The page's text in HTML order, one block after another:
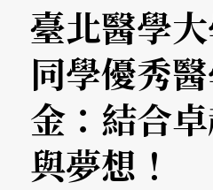
臺北醫學
同學優秀
金：結合
與夢想！